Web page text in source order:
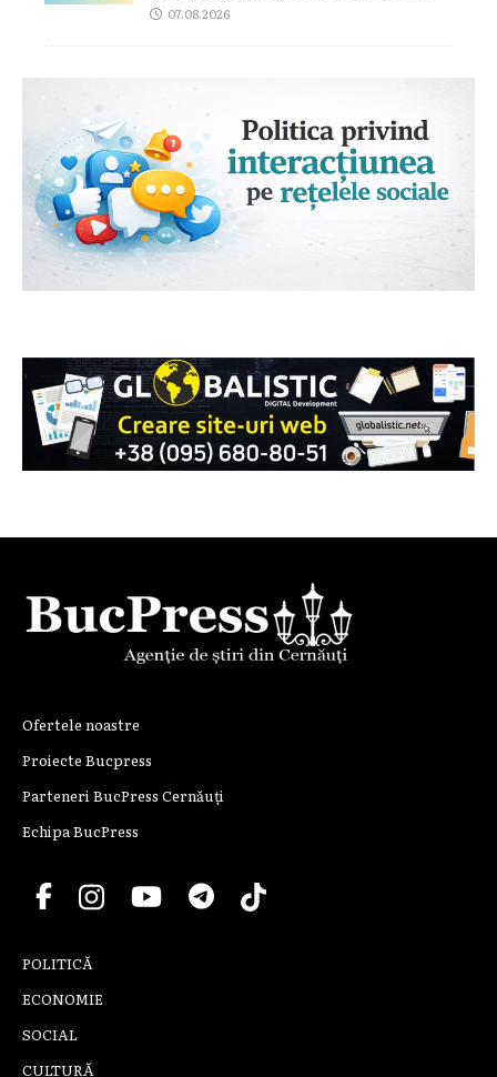
07.08.2026
Ofertele noastre
Proiecte Bucpress
Parteneri BucPress Cernăuți
Echipa BucPress
POLITICĂ
ECONOMIE
SOCIAL
CULTURĂ